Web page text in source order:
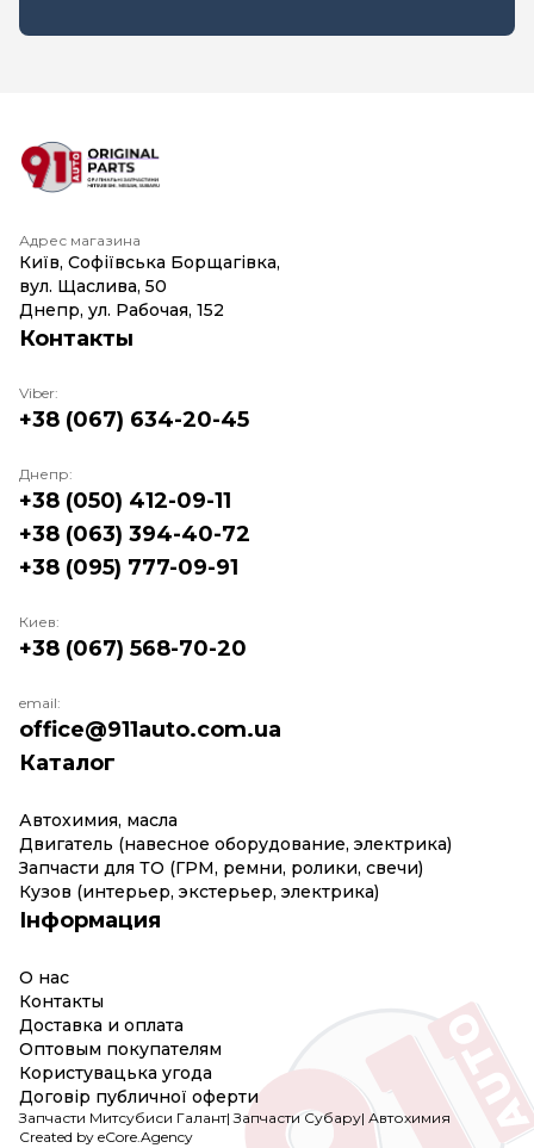
Адрес магазина
Київ, Софіївська Борщагівка,
вул. Щаслива, 50
Днепр, ул. Рабочая, 152
Каталог
Автохимия, масла
Двигатель (навесное оборудование, электрика)
Запчасти для ТО (ГРМ, ремни, ролики, свечи)
Кузов (интерьер, экстерьер, электрика)
Інформация
О нас
Контакты
Доставка и оплата
Оптовым покупателям
Користувацька угода
Договір публичної оферти
Контакты
Viber:
+38 (067) 634-20-45
Днепр:
+38 (050) 412-09-11
+38 (063) 394-40-72
+38 (095) 777-09-91
Киев:
+38 (067) 568-70-20
email:
office@911auto.com.ua
Created by eCore.Agency
Запчасти Митсубиси Галант|Запчасти Субару| Автохимия